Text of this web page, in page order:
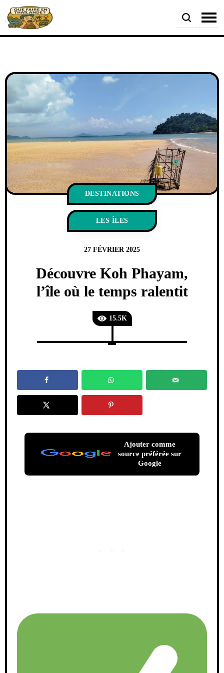
DESTINATIONS
LES ÎLES
27 FÉVRIER 2025
Découvre Koh Phayam,
l’île où le temps ralentit
15.5K
Ajouter comme
source préférée sur
Google